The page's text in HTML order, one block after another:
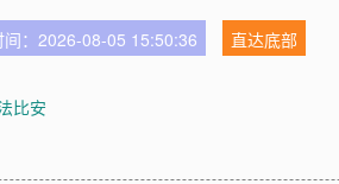
间：2026-08-05 15:50:36
直达底部
比安